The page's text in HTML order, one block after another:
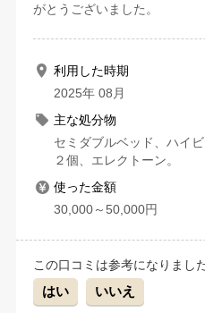
がとうございました。
利用した時期
2025年 08月
主な処分物
セミダブルベッド、ハイ
２個、エレクトーン。
使った金額
30,000～50,000円
この口コミは参考になりまし
はい いいえ